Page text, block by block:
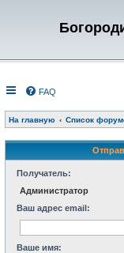
FAQ
На главную Список
Получатель:
Администратор
Ваш адрес email:
Ваше имя: